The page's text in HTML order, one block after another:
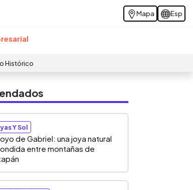
Mapa Esp
Histórico
Y Sol
de Gabriel: una joya natural
entre montañas de